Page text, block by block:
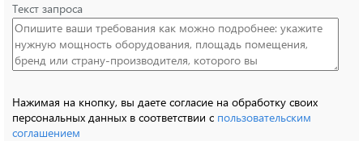
Текст запроса
Нажимая на кнопку, вы даете согласие на обработку своих
персональных данных в соответствии с пользовательским
соглашением